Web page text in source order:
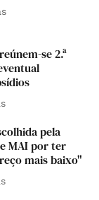
se 2.ª
pela
MAI por ter
mais baixo"